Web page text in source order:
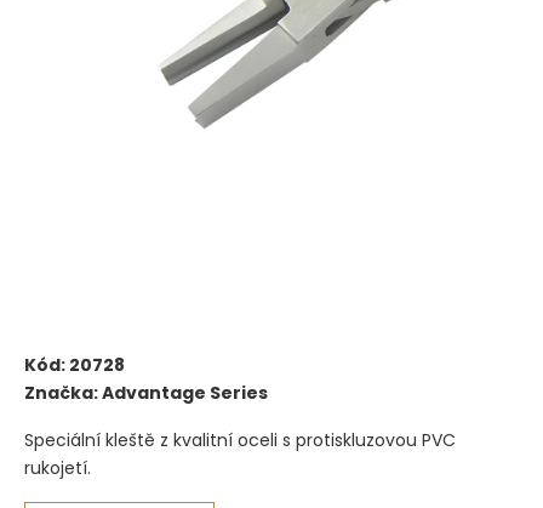
Kód: 20728
Značka:Advantage Series
Speciální kleště z kvalitní oceli s protiskluzovou PVC
rukojetí.